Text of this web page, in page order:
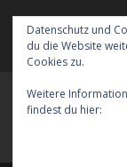
Datenschutz und
du die Website
Cookies zu.
Weitere
findest du hier:
Verreisen